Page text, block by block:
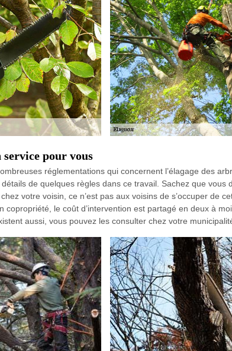
pour vous
réglementations qui concernent l’élagage des
de quelques règles dans ce travail. Sachez que vous
votre voisin, ce n’est pas aux voisins de s’occuper de
copropriété, le coût d’intervention est partagé en deux à
aussi, vous pouvez les consulter chez votre